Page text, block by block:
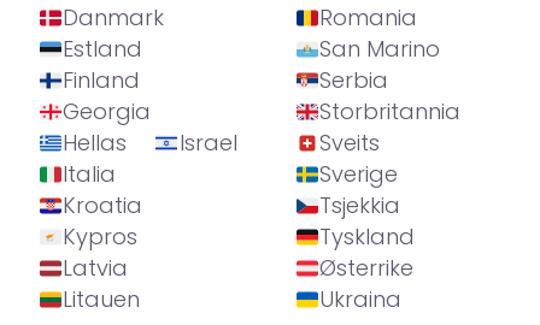
Danmark
Estland
Finland
Georgia
Hellas
Israel
Italia
Kroatia
Kypros
Latvia
Litauen
Romania
San Marino
Serbia
Storbritannia
Sveits
Sverige
Tsjekkia
Tyskland
Østerrike
Ukraina